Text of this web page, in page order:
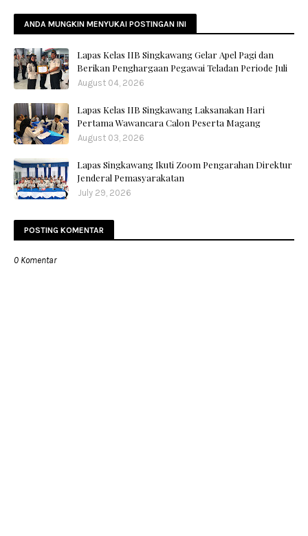
ANDA MUNGKIN MENYUKAI POSTINGAN INI
Lapas Kelas IIB Singkawang Gelar Apel Pagi dan
Berikan Penghargaan Pegawai Teladan Periode Juli
August 04, 2026
Lapas Kelas IIB Singkawang Laksanakan Hari
Pertama Wawancara Calon Peserta Magang
August 03, 2026
Lapas Singkawang Ikuti Zoom Pengarahan Direktur
Jenderal Pemasyarakatan
July 29, 2026
POSTING KOMENTAR
0 Komentar